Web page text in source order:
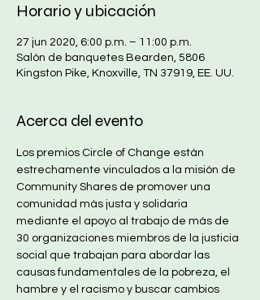
Horario y ubicación
27 jun 2020, 6:00 p.m. – 11:00 p.m.
Salón de banquetes Bearden, 5806
Kingston Pike, Knoxville, TN 37919, EE. UU.
Acerca del evento
Los premios Circle of Change están
estrechamente vinculados a la misión de
Community Shares de promover una
comunidad más justa y solidaria
mediante el apoyo al trabajo de más de
30 organizaciones miembros de la justicia
social que trabajan para abordar las
causas fundamentales de la pobreza, el
hambre y el racismo y buscar cambios